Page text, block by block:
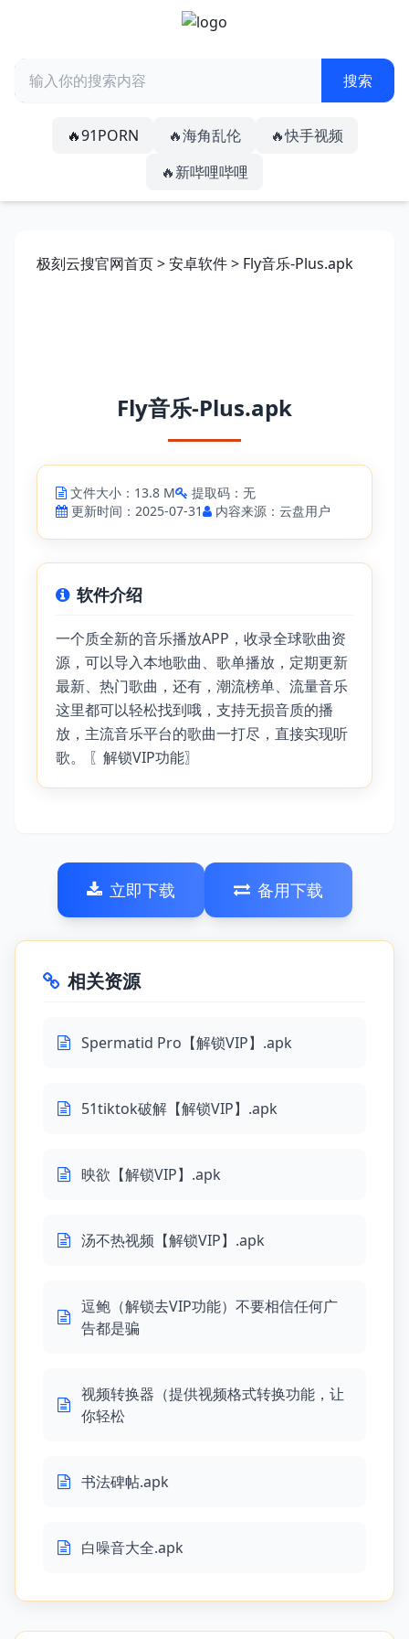
🔥91PORN 🔥海角乱伦
🔥快手视频
🔥新哔哩哔哩
极刻云搜官网首页>安卓软件> Fly音乐-Plus.apk
Fly音乐-Plus.apk
文件大小：13.8 M
提取码：无
更新时间：2025-07-31
内容来源：云盘用户
软件介绍
一个质全新的音乐播放APP，收录全球歌曲资
源，可以导入本地歌曲、歌单播放，定期更新
最新、热门歌曲，还有，潮流榜单、流量音乐
这里都可以轻松找到哦，支持无损音质的播
放，主流音乐平台的歌曲一打尽，直接实现听
歌。 〖解锁VIP功能〗
立即下载 备用下载
相关资源
Spermatid Pro【解锁VIP】.apk
51tiktok破解【解锁VIP】.apk
映欲【解锁VIP】.apk
汤不热视频【解锁VIP】.apk
逗鲍（解锁去VIP功能）不要相信任何广
告都是骗
视频转换器（提供视频格式转换功能，让
你轻松
书法碑帖.apk
白噪音大全.apk